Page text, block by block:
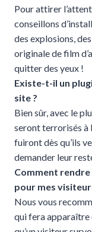
Pour attirer
conseillons
des explosions,
originale de film
quitter des yeux !
Existe-t-il un
site ?
Bien sûr, avec le
seront terrorisés à
fuiront dès qu’ils
demander leur
Comment
pour mes
Nous vous
qui fera apparaître